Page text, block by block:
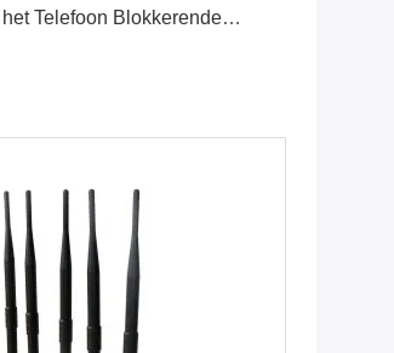
Telefoon Blokkerende